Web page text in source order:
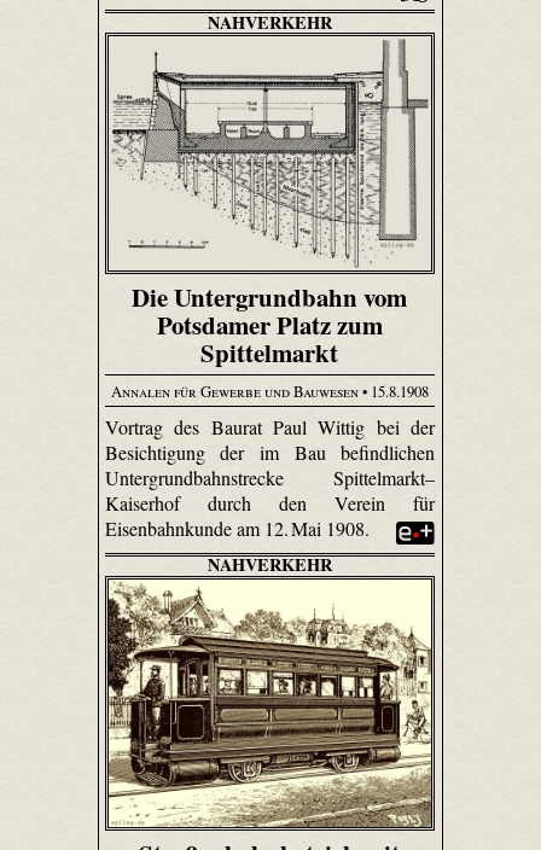
NAHVERKEHR
Die Untergrundbahn vom
Potsdamer Platz zum
Spittelmarkt
Annalen für Gewerbe und Bauwesen• 15.8.1908
Vortrag des Baurat Paul Wittig bei der
Besichtigung der im Bau befindlichen
Untergrundbahnstrecke Spittelmarkt–
Kaiserhof durch den Verein für
Eisenbahnkunde am 12. Mai 1908.
NAHVERKEHR